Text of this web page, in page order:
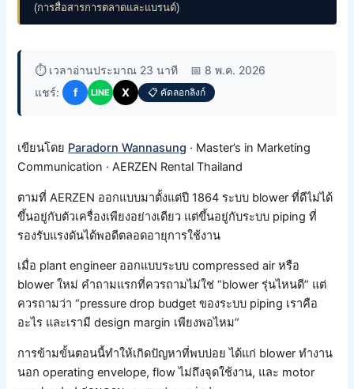
(การสื่อสารการตลาดและแบรนด์)
⏱️ เวลาอ่านประมาณ 23 นาที
📅 8 พ.ค. 2026
แชร์:
f LINE X 📋 คัดลอกลิงก์
เขียนโดย Paradorn Wannasung · Master’s in Marketing
Communication · AERZEN Rental Thailand
ตามที่ AERZEN ออกแบบมาตั้งแต่ปี 1864 ระบบ blower ที่ดีไม่ได้
ขึ้นอยู่กับตัวเครื่องเพียงอย่างเดียว แต่ขึ้นอยู่กับระบบ piping ที่
รองรับแรงดันได้พอดีตลอดอายุการใช้งาน
เมื่อ plant engineer ออกแบบระบบ compressed air หรือ
blower ใหม่ คำถามแรกที่ควรถามไม่ใช่ “blower รุ่นไหนดี” แต่
ควรถามว่า “pressure drop budget ของระบบ piping เราคือ
อะไร และเรามี design margin เพียงพอไหม”
การข้ามขั้นตอนนี้ทำให้เกิดปัญหาที่พบบ่อย ได้แก่ blower ทำงาน
นอก operating envelope, flow ไม่ถึงจุดใช้งาน, และ motor